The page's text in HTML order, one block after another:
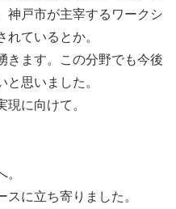
神戸市が主宰するワークシ
れているとか。
きます。この分野でも今後
思いました。
現に向けて。
に立ち寄りました。